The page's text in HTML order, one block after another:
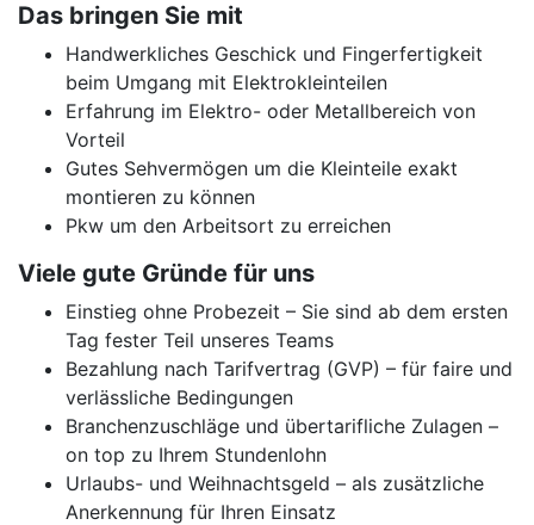
Das bringen Sie mit
Handwerkliches Geschick und Fingerfertigkeit
beim Umgang mit Elektrokleinteilen
Erfahrung im Elektro- oder Metallbereich von
Vorteil
Gutes Sehvermögen um die Kleinteile exakt
montieren zu können
Pkw um den Arbeitsort zu erreichen
Viele gute Gründe für uns
Einstieg ohne Probezeit – Sie sind ab dem ersten
Tag fester Teil unseres Teams
Bezahlung nach Tarifvertrag (GVP) – für faire und
verlässliche Bedingungen
Branchenzuschläge und übertarifliche Zulagen –
on top zu Ihrem Stundenlohn
Urlaubs- und Weihnachtsgeld – als zusätzliche
Anerkennung für Ihren Einsatz